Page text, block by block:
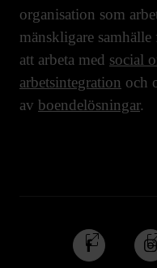
organisation som
mänskligare
att arbeta med social
arbetsintegration och
av boendelösningar.
Följ
oss
oss